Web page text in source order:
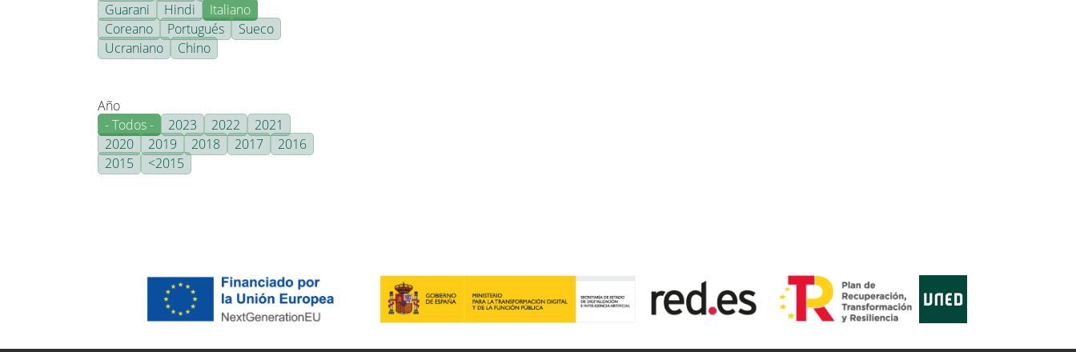
Guarani
Hindi
Italiano
Coreano
Portugués
Sueco
Ucraniano
Chino
Año
- Todos -
2023 2022
2021
2020
2019 2018 2017
2016
2015
<2015